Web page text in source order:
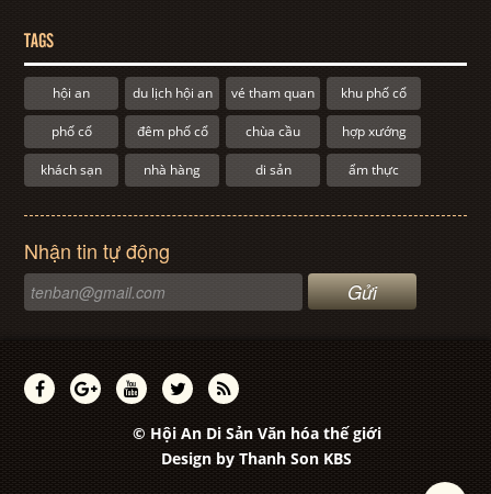
TAGS
hội an du lịch hội an vé tham quan khu phố cổ
phố cổ đêm phố cổ chùa cầu hợp xướng
khách sạn nhà hàng di sản ẩm thực
Nhận tin tự động
© Hội An Di Sản Văn hóa thế giới
Design by Thanh Son KBS